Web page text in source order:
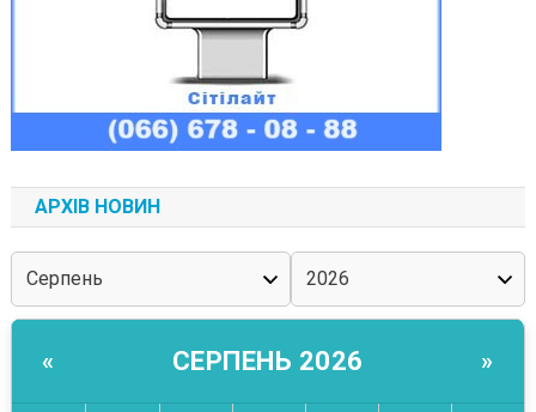
АРХІВ НОВИН
« СЕРПЕНЬ 2026 »